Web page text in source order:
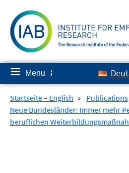
content
≡ Menu ✘
Startseite – English » Publications
Neue Bundesländer: Immer mehr
beruflichen